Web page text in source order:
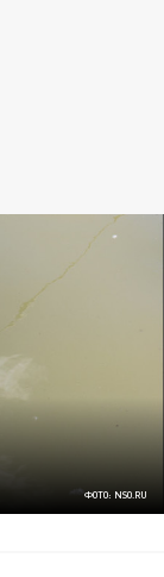
ФОТО: NSO.RU